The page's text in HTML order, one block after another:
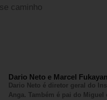
caminho
Dario Neto e Marcel
Dario Neto é diretor geral do
Anga. Também é pai do